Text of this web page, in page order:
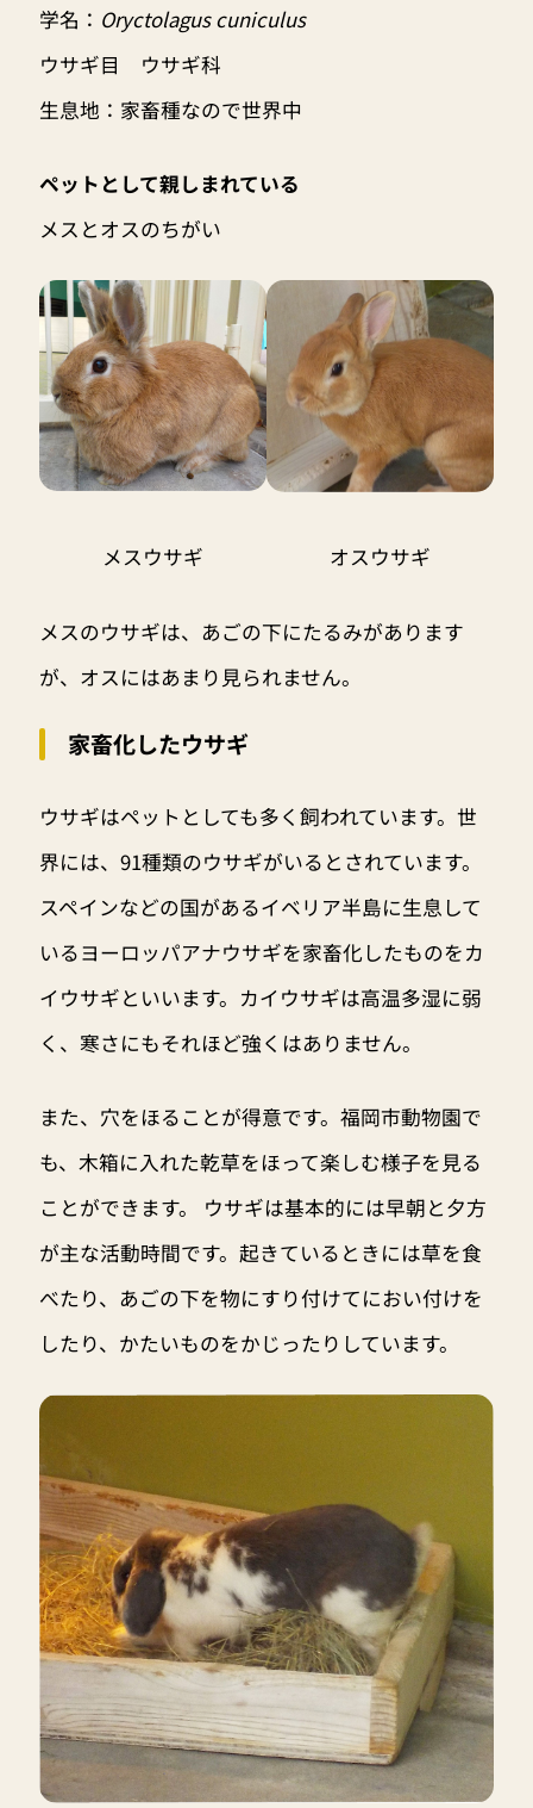
学名： Oryctolagus cuniculus
ウサギ目 ウサギ科
生息地：家畜種なので世界中
ペットとして親しまれている
メスとオスのちがい
メスウサギ オスウサギ
メスのウサギは、あごの下にたるみがあります
が、オスにはあまり見られません。
家畜化したウサギ
ウサギはペットとしても多く飼われています。世
界には、91種類のウサギがいるとされています。
スペインなどの国があるイベリア半島に生息して
いるヨーロッパアナウサギを家畜化したものをカ
イウサギといいます。カイウサギは高温多湿に弱
く、寒さにもそれほど強くはありません。
また、穴をほることが得意です。福岡市動物園で
も、木箱に入れた乾草をほって楽しむ様子を見る
ことができます。 ウサギは基本的には早朝と夕方
が主な活動時間です。起きているときには草を食
べたり、あごの下を物にすり付けてにおい付けを
したり、かたいものをかじったりしています。